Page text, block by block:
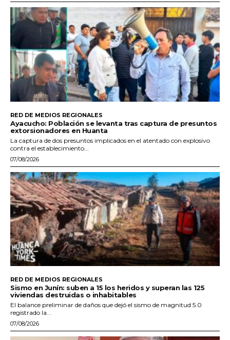
RED DE MEDIOS REGIONALES
Ayacucho: Población se levanta tras captura de presuntos
extorsionadores en Huanta
La captura de dos presuntos implicados en el atentado con explosivo
contra el establecimiento...
07/08/2026
RED DE MEDIOS REGIONALES
Sismo en Junín: suben a 15 los heridos y superan las 125
viviendas destruidas o inhabitables
El balance preliminar de daños que dejó el sismo de magnitud 5.0
registrado la...
07/08/2026